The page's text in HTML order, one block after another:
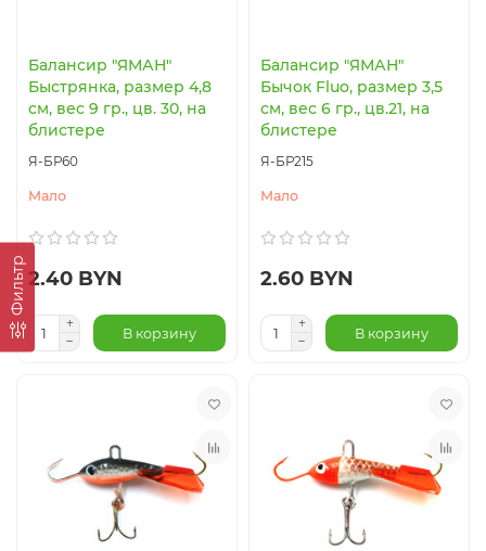
Фильтр
Балансир "ЯМАН"
Быстрянка, размер 4,8
см, вес 9 гр., цв. 30, на
блистере
Я-БР60
Мало
2.40 BYN
В корзину
Балансир "ЯМАН"
Бычок Fluo, размер 3,5
см, вес 6 гр., цв.21, на
блистере
Я-БР215
Мало
2.60 BYN
В корзину